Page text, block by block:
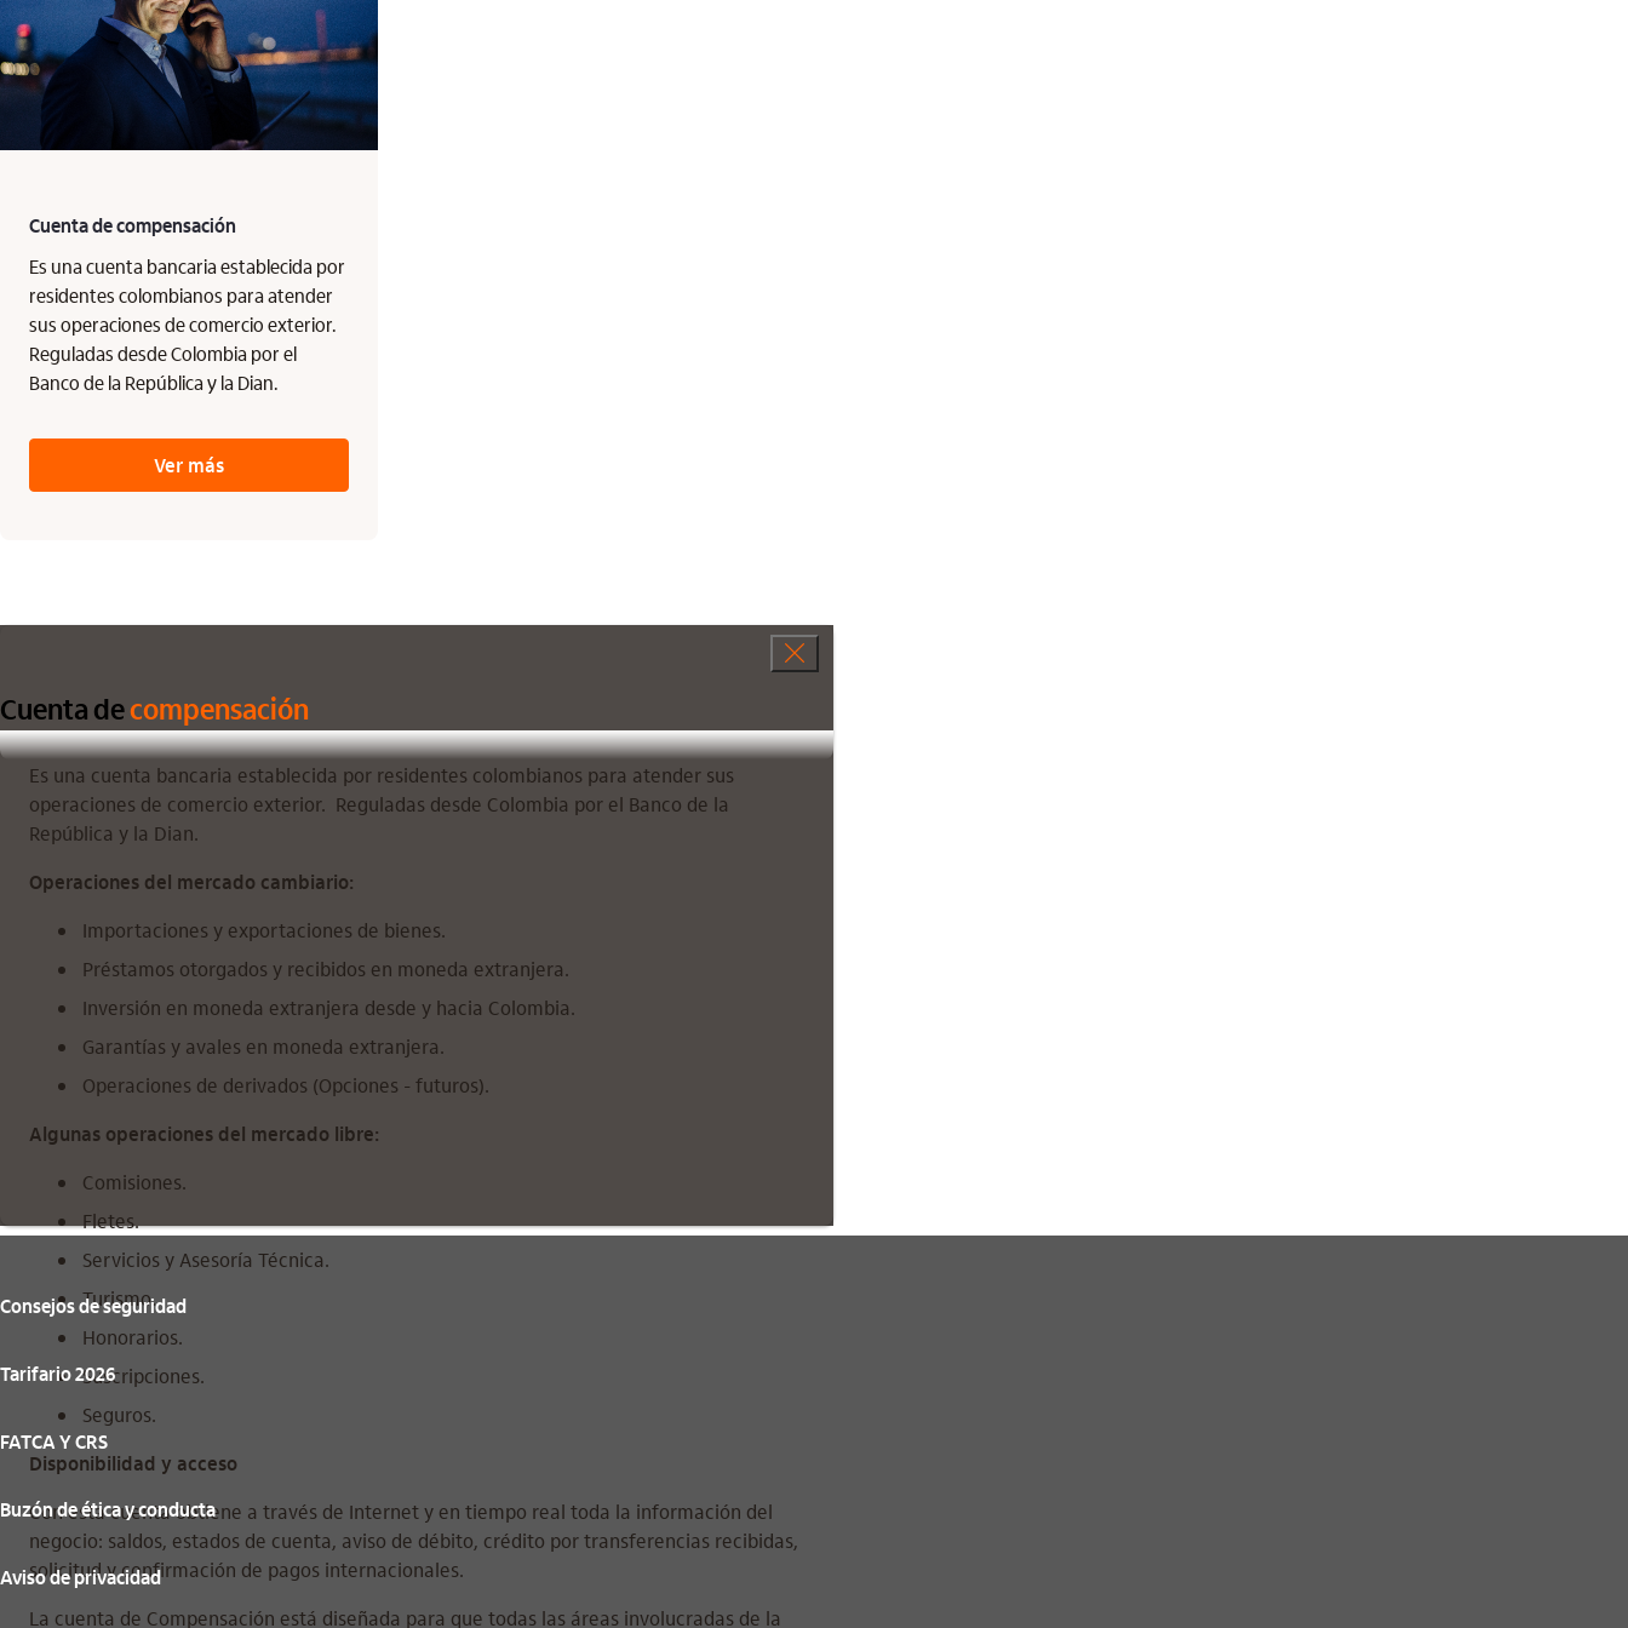
Cuenta de compensación
Es una cuenta bancaria establecida por
residentes colombianos para atender
sus operaciones de comercio exterior.
Reguladas desde Colombia por el
Banco de la República y la Dian.
Ver más
Cuenta decompensación
Es una cuenta bancaria establecida por residentes colombianos para atender sus
operaciones de comercio exterior. Reguladas desde Colombia por el Banco de la
República y la Dian.
Operaciones del mercado cambiario:
Importaciones y exportaciones de bienes.
Préstamos otorgados y recibidos en moneda extranjera.
Inversión en moneda extranjera desde y hacia Colombia.
Garantías y avales en moneda extranjera.
Operaciones de derivados (Opciones - futuros).
Algunas operaciones del mercado libre:
Comisiones.
Fletes.
Servicios y Asesoría Técnica.
Turismo.
Honorarios.
Suscripciones.
Seguros.
Disponibilidad y acceso
Con esta cuenta obtiene a través de Internet y en tiempo real toda la información del
negocio: saldos, estados de cuenta, aviso de débito, crédito por transferencias recibidas,
solicitud y confirmación de pagos internacionales.
La cuenta de Compensación está diseñada para que todas las áreas involucradas de la
Consejos de seguridad
Tarifario 2026
FATCA Y CRS
Buzón de ética y conducta
Aviso de privacidad